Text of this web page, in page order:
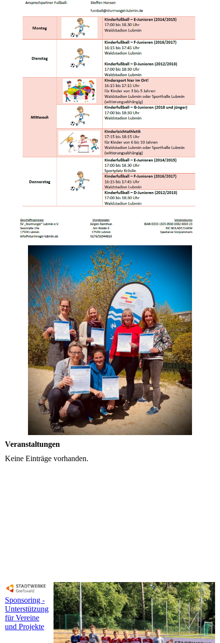
Veranstaltungen
Keine Einträge vorhanden.
Sponsoring -
Unterstützung
für Vereine
und Projekte